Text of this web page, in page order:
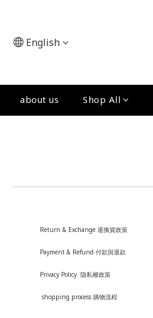
English
about us Shop All
Return & Exchange 退換貨政策
Payment & Refund 付款與退款
Privacy Policy 隐私權政策
shopping process 購物流程